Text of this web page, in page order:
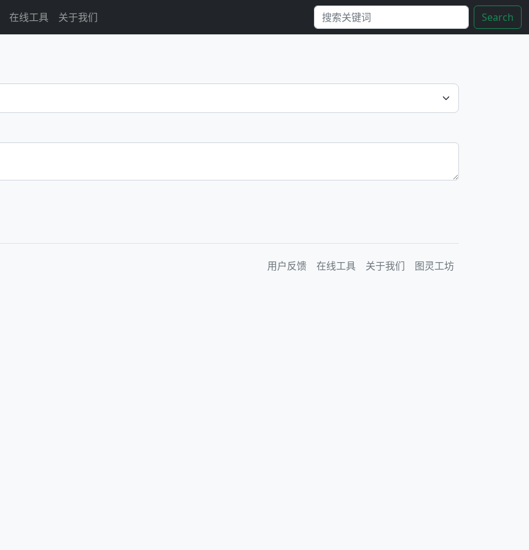
在线工具 关于我们 Search
用户反馈 在线工具 关于我们 图灵工坊